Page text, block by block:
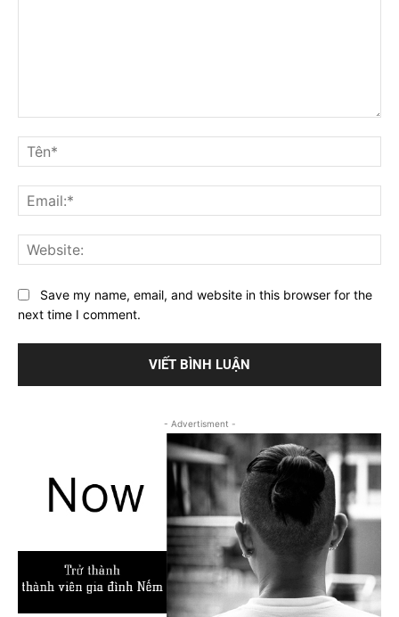
luận
Save my name, email, and website in this browser for the
next time I comment.
- Advertisment -